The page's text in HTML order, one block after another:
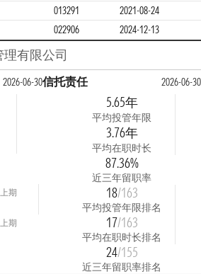
013291
2021-08-24
022906 2024-12-13
有限公司
2026-06-30
期
期
信托责任 2026-06-30
5.65年
平均投管年限
3.76年
平均在职时长
87.36%
近三年留职率
18/163
平均投管年限排名
17/163
平均在职时长排名
24/155
近三年留职率排名